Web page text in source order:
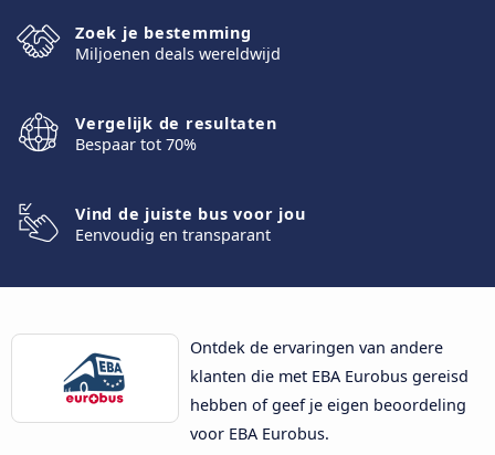
Zoek je bestemming
Miljoenen deals wereldwijd
Vergelijk de resultaten
Bespaar tot 70%
Vind de juiste bus voor jou
Eenvoudig en transparant
Ontdek de ervaringen van andere
klanten die met EBA Eurobus gereisd
hebben of geef je eigen beoordeling
voor EBA Eurobus.